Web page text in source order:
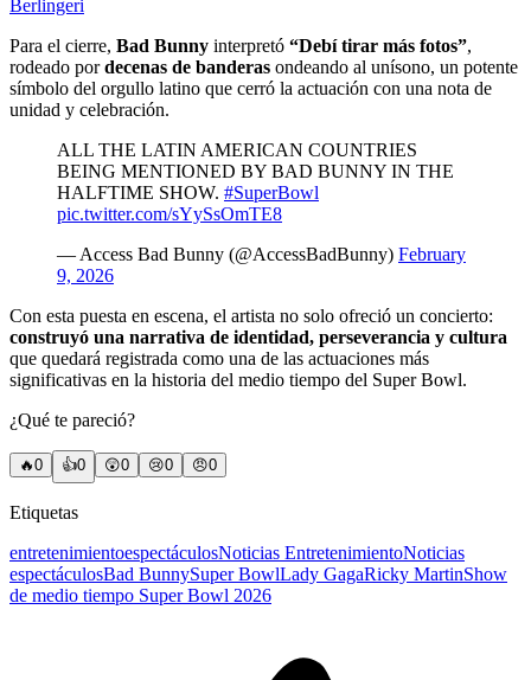
Berlingeri
Para el cierre, Bad Bunny interpretó “Debí tirar más fotos”,
rodeado pordecenas de banderas ondeando al unísono, un potente
símbolo del orgullo latino que cerró la actuación con una nota de
unidad y celebración.
ALL THE LATIN AMERICAN COUNTRIES
BEING MENTIONED BY BAD BUNNY IN THE
HALFTIME SHOW. #SuperBowl
pic.twitter.com/sYySsOmTE8
— Access Bad Bunny (@AccessBadBunny) February
9, 2026
Con esta puesta en escena, el artista no solo ofreció un concierto:
construyó una narrativa de identidad, perseverancia y cultura
que quedará registrada como una de las actuaciones más
significativas en la historia del medio tiempo del Super Bowl.
¿Qué te pareció?
🔥0 👍0 😲0 😢0 😠0
Etiquetas
entretenimientoespectáculosNoticias EntretenimientoNoticias
espectáculosBad BunnySuper BowlLady GagaRicky MartinShow
de medio tiempo Super Bowl 2026